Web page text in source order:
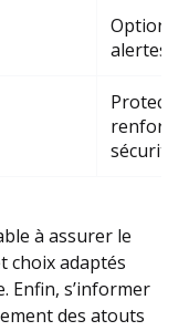
Option
alertes
sécurité
à assurer le
choix adaptés
Enfin, s’informer
des atouts